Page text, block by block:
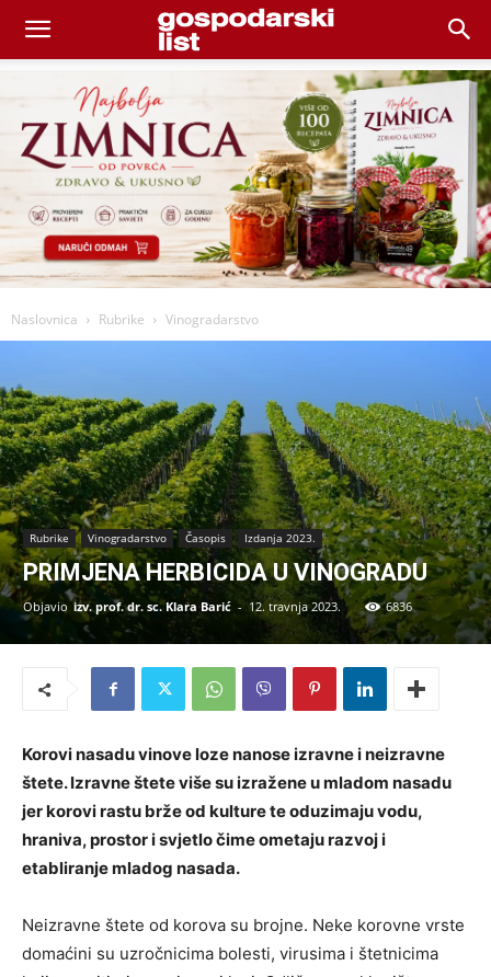
Naslovnica Rubrike Vinogradarstvo
Rubrike Vinogradarstvo Časopis Izdanja 2023.
PRIMJENA HERBICIDA U VINOGRADU
Objavio izv. prof. dr. sc. Klara Barić - 12. travnja 2023. 6836
Korovi nasadu vinove loze nanose izravne i neizravne
štete. Izravne štete više su izražene u mladom nasadu
jer korovi rastu brže od kulture te oduzimaju vodu,
hraniva, prostor i svjetlo čime ometaju razvoj i
etabliranje mladog nasada.
Neizravne štete od korova su brojne. Neke korovne vrste
domaćini su uzročnicima bolesti, virusima i štetnicima